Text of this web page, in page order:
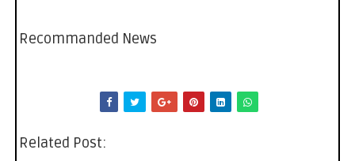
Recommanded News
Related Post: